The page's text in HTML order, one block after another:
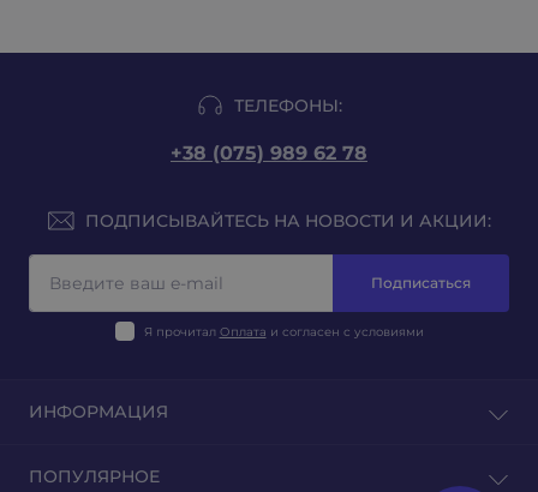
ТЕЛЕФОНЫ:
+38 (075) 989 62 78
ПОДПИСЫВАЙТЕСЬ НА НОВОСТИ И АКЦИИ:
Подписаться
Я прочитал Оплата и согласен с условиями
ИНФОРМАЦИЯ
ПОПУЛЯРНОЕ